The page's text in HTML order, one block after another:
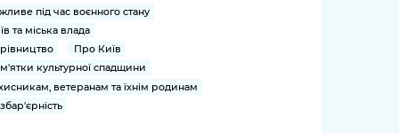
під час воєнного стану
та міська влада
Про Київ
культурної спадщини
ветеранам та їхнім родинам